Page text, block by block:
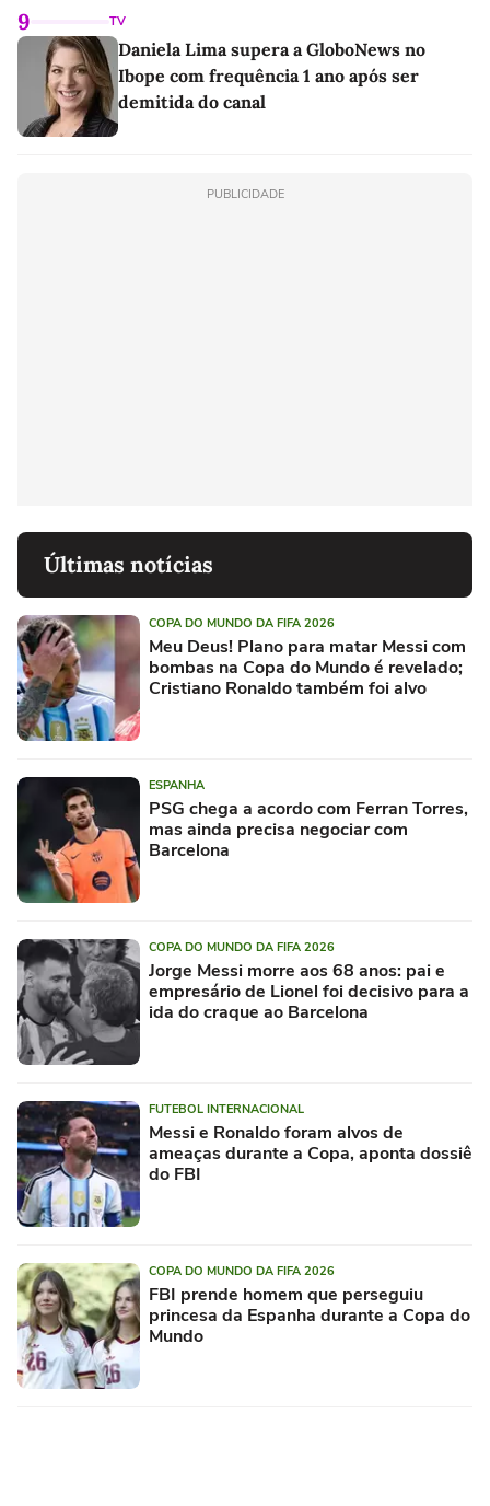
9 TV
Daniela Lima supera a GloboNews no
Ibope com frequência 1 ano após ser
demitida do canal
PUBLICIDADE
Últimas notícias
COPA DO MUNDO DA FIFA 2026
Meu Deus! Plano para matar Messi com
bombas na Copa do Mundo é revelado;
Cristiano Ronaldo também foi alvo
ESPANHA
PSG chega a acordo com Ferran Torres,
mas ainda precisa negociar com
Barcelona
COPA DO MUNDO DA FIFA 2026
Jorge Messi morre aos 68 anos: pai e
empresário de Lionel foi decisivo para a
ida do craque ao Barcelona
FUTEBOL INTERNACIONAL
Messi e Ronaldo foram alvos de
ameaças durante a Copa, aponta dossiê
do FBI
COPA DO MUNDO DA FIFA 2026
FBI prende homem que perseguiu
princesa da Espanha durante a Copa do
Mundo